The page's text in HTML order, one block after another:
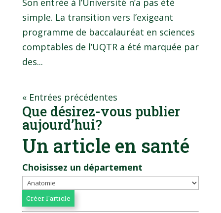
Son entrée à l’Université n’a pas été
simple. La transition vers l’exigeant
programme de baccalauréat en sciences
comptables de l’UQTR a été marquée par
des...
« Entrées précédentes
Que désirez-vous publier
aujourd’hui?
Un article en santé
Choisissez un département